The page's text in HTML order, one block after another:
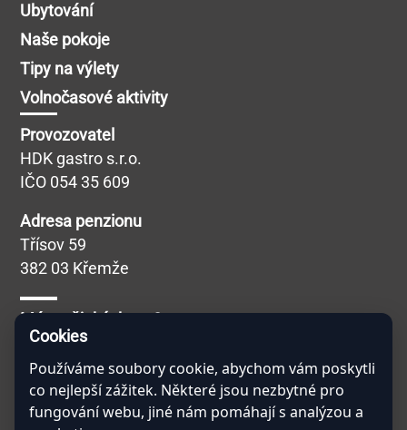
Ubytování
Naše pokoje
Tipy na výlety
Volnočasové aktivity
Provozovatel
HDK gastro s.r.o.
IČO 054 35 609
Adresa penzionu
Třísov 59
382 03 Křemže
Máte nějaký dotaz?
Veškeré dotazy Vám ráda zodpoví naše
asistentka Hamernice, kterou naleznete v pravém
dolním rohu po kliknutí na tlačítko Chat. Nebojte se
jí zeptat na cokoliv! Ví toho opravdu hodně!
Cookies
Používáme soubory cookie, abychom vám poskytli
co nejlepší zážitek. Některé jsou nezbytné pro
fungování webu, jiné nám pomáhají s analýzou a